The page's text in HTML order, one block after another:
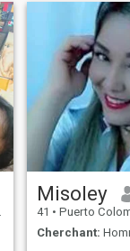
Misoley
41 • Puerto Colombia,
Cherchant: